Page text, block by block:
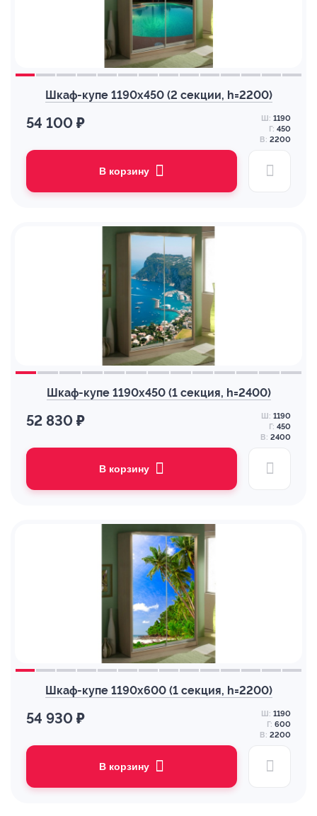
Шкаф-купе 1190х450 (2 секции, h=2200)
54 100 ₽ Ш: 1190
Г: 450
В: 2200
В корзину
Шкаф-купе 1190х450 (1 секция, h=2400)
52 830 ₽ Ш: 1190
Г: 450
В: 2400
В корзину
Шкаф-купе 1190х600 (1 секция, h=2200)
54 930 ₽ Ш: 1190
Г: 600
В: 2200
В корзину